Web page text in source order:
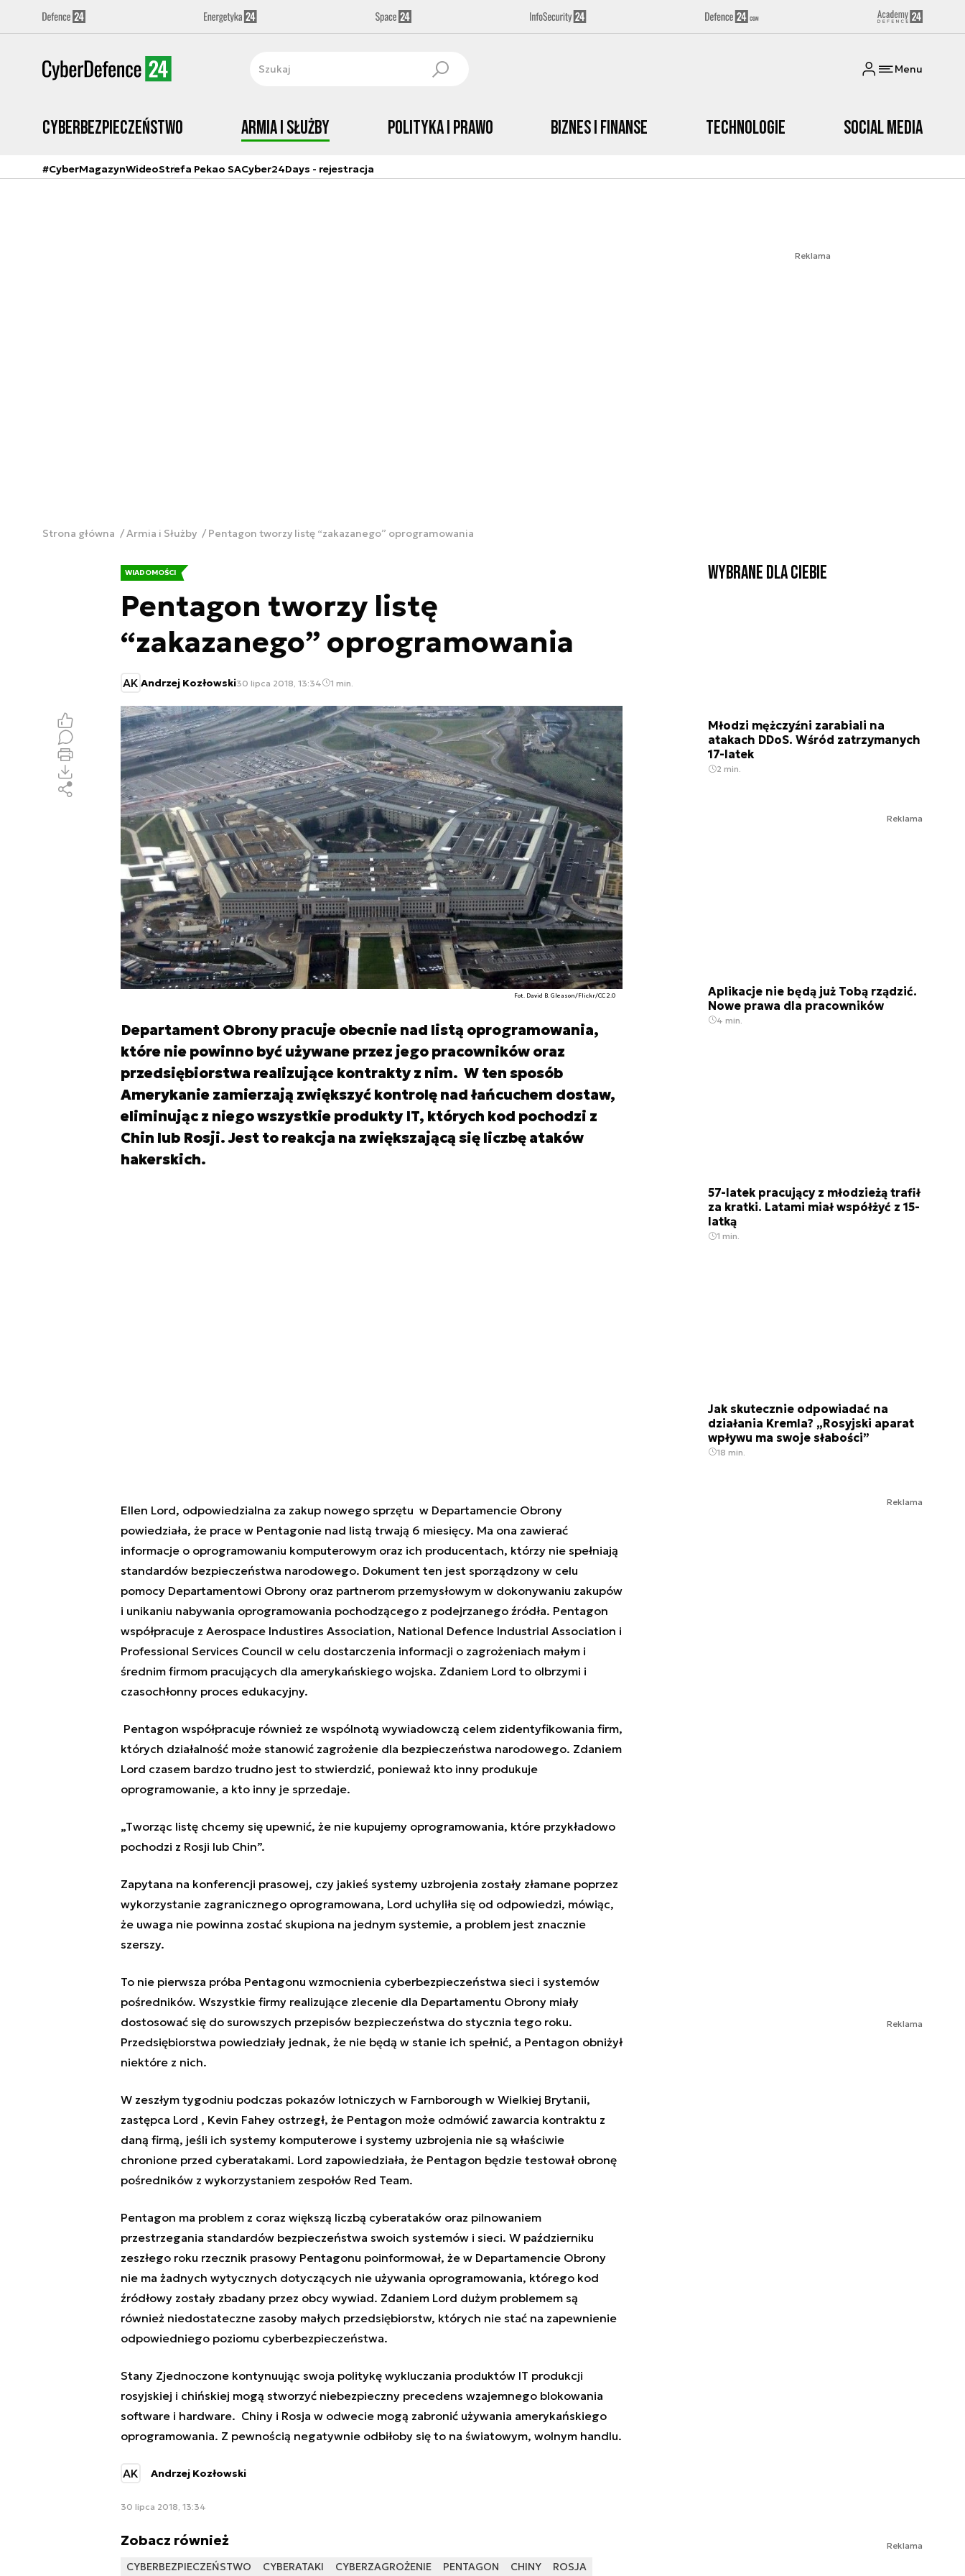
Menu
Cyberbezpieczeństwo Armia i Służby Polityka i prawo Biznes i Finanse Technologie Social media
#CyberMagazynWideoStrefa Pekao SACyber24Days - rejestracja
Reklama
Strona główna Armia i Służby Pentagon tworzy listę “zakazanego” oprogramowania
WIADOMOŚCI
Pentagon tworzy listę
“zakazanego” oprogramowania
AK Andrzej Kozłowski30 lipca 2018, 13:34 1 min.
Fot. David B. Gleason/Flickr/CC 2.0
Departament Obrony pracuje obecnie nad listą oprogramowania,
które nie powinno być używane przez jego pracowników oraz
przedsiębiorstwa realizujące kontrakty z nim. W ten sposób
Amerykanie zamierzają zwiększyć kontrolę nad łańcuchem dostaw,
eliminując z niego wszystkie produkty IT, których kod pochodzi z
Chin lub Rosji. Jest to reakcja na zwiększającą się liczbę ataków
hakerskich.
Ellen Lord, odpowiedzialna za zakup nowego sprzętu w Departamencie Obrony
powiedziała, że prace w Pentagonie nad listą trwają 6 miesięcy. Ma ona zawierać
informacje o oprogramowaniu komputerowym oraz ich producentach, którzy nie spełniają
standardów bezpieczeństwa narodowego. Dokument ten jest sporządzony w celu
pomocy Departamentowi Obrony oraz partnerom przemysłowym w dokonywaniu zakupów
i unikaniu nabywania oprogramowania pochodzącego z podejrzanego źródła. Pentagon
współpracuje z Aerospace Industires Association, National Defence Industrial Association i
Professional Services Council w celu dostarczenia informacji o zagrożeniach małym i
średnim firmom pracujących dla amerykańskiego wojska. Zdaniem Lord to olbrzymi i
czasochłonny proces edukacyjny.
Pentagon współpracuje również ze wspólnotą wywiadowczą celem zidentyfikowania firm,
których działalność może stanowić zagrożenie dla bezpieczeństwa narodowego. Zdaniem
Lord czasem bardzo trudno jest to stwierdzić, ponieważ kto inny produkuje
oprogramowanie, a kto inny je sprzedaje.
„Tworząc listę chcemy się upewnić, że nie kupujemy oprogramowania, które przykładowo
pochodzi z Rosji lub Chin”.
Zapytana na konferencji prasowej, czy jakieś systemy uzbrojenia zostały złamane poprzez
wykorzystanie zagranicznego oprogramowana, Lord uchyliła się od odpowiedzi, mówiąc,
że uwaga nie powinna zostać skupiona na jednym systemie, a problem jest znacznie
szerszy.
To nie pierwsza próba Pentagonu wzmocnienia cyberbezpieczeństwa sieci i systemów
pośredników. Wszystkie firmy realizujące zlecenie dla Departamentu Obrony miały
dostosować się do surowszych przepisów bezpieczeństwa do stycznia tego roku.
Przedsiębiorstwa powiedziały jednak, że nie będą w stanie ich spełnić, a Pentagon obniżył
niektóre z nich.
W zeszłym tygodniu podczas pokazów lotniczych w Farnborough w Wielkiej Brytanii,
zastępca Lord , Kevin Fahey ostrzegł, że Pentagon może odmówić zawarcia kontraktu z
daną firmą, jeśli ich systemy komputerowe i systemy uzbrojenia nie są właściwie
chronione przed cyberatakami. Lord zapowiedziała, że Pentagon będzie testował obronę
pośredników z wykorzystaniem zespołów Red Team.
Pentagon ma problem z coraz większą liczbą cyberataków oraz pilnowaniem
przestrzegania standardów bezpieczeństwa swoich systemów i sieci. W październiku
zeszłego roku rzecznik prasowy Pentagonu poinformował, że w Departamencie Obrony
nie ma żadnych wytycznych dotyczących nie używania oprogramowania, którego kod
źródłowy zostały zbadany przez obcy wywiad. Zdaniem Lord dużym problemem są
również niedostateczne zasoby małych przedsiębiorstw, których nie stać na zapewnienie
odpowiedniego poziomu cyberbezpieczeństwa.
Stany Zjednoczone kontynuując swoja politykę wykluczania produktów IT produkcji
rosyjskiej i chińskiej mogą stworzyć niebezpieczny precedens wzajemnego blokowania
software i hardware. Chiny i Rosja w odwecie mogą zabronić używania amerykańskiego
oprogramowania. Z pewnością negatywnie odbiłoby się to na światowym, wolnym handlu.
AK Andrzej Kozłowski
30 lipca 2018, 13:34
Zobacz również
CYBERBEZPIECZEŃSTWO CYBERATAKI CYBERZAGROŻENIE PENTAGON CHINY ROSJA
Wybrane dla Ciebie
Młodzi mężczyźni zarabiali na
atakach DDoS. Wśród zatrzymanych
17-latek
2 min.
Reklama
Aplikacje nie będą już Tobą rządzić.
Nowe prawa dla pracowników
4 min.
57-latek pracujący z młodzieżą trafił
za kratki. Latami miał współżyć z 15-
latką
1 min.
Jak skutecznie odpowiadać na
działania Kremla? „Rosyjski aparat
wpływu ma swoje słabości”
18 min.
Reklama
Reklama
Reklama